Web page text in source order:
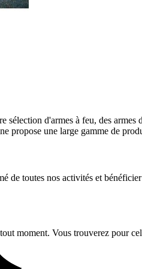
sélection d'armes à feu, des
propose une large gamme de
de toutes nos activités et
moment. Vous trouverez pour